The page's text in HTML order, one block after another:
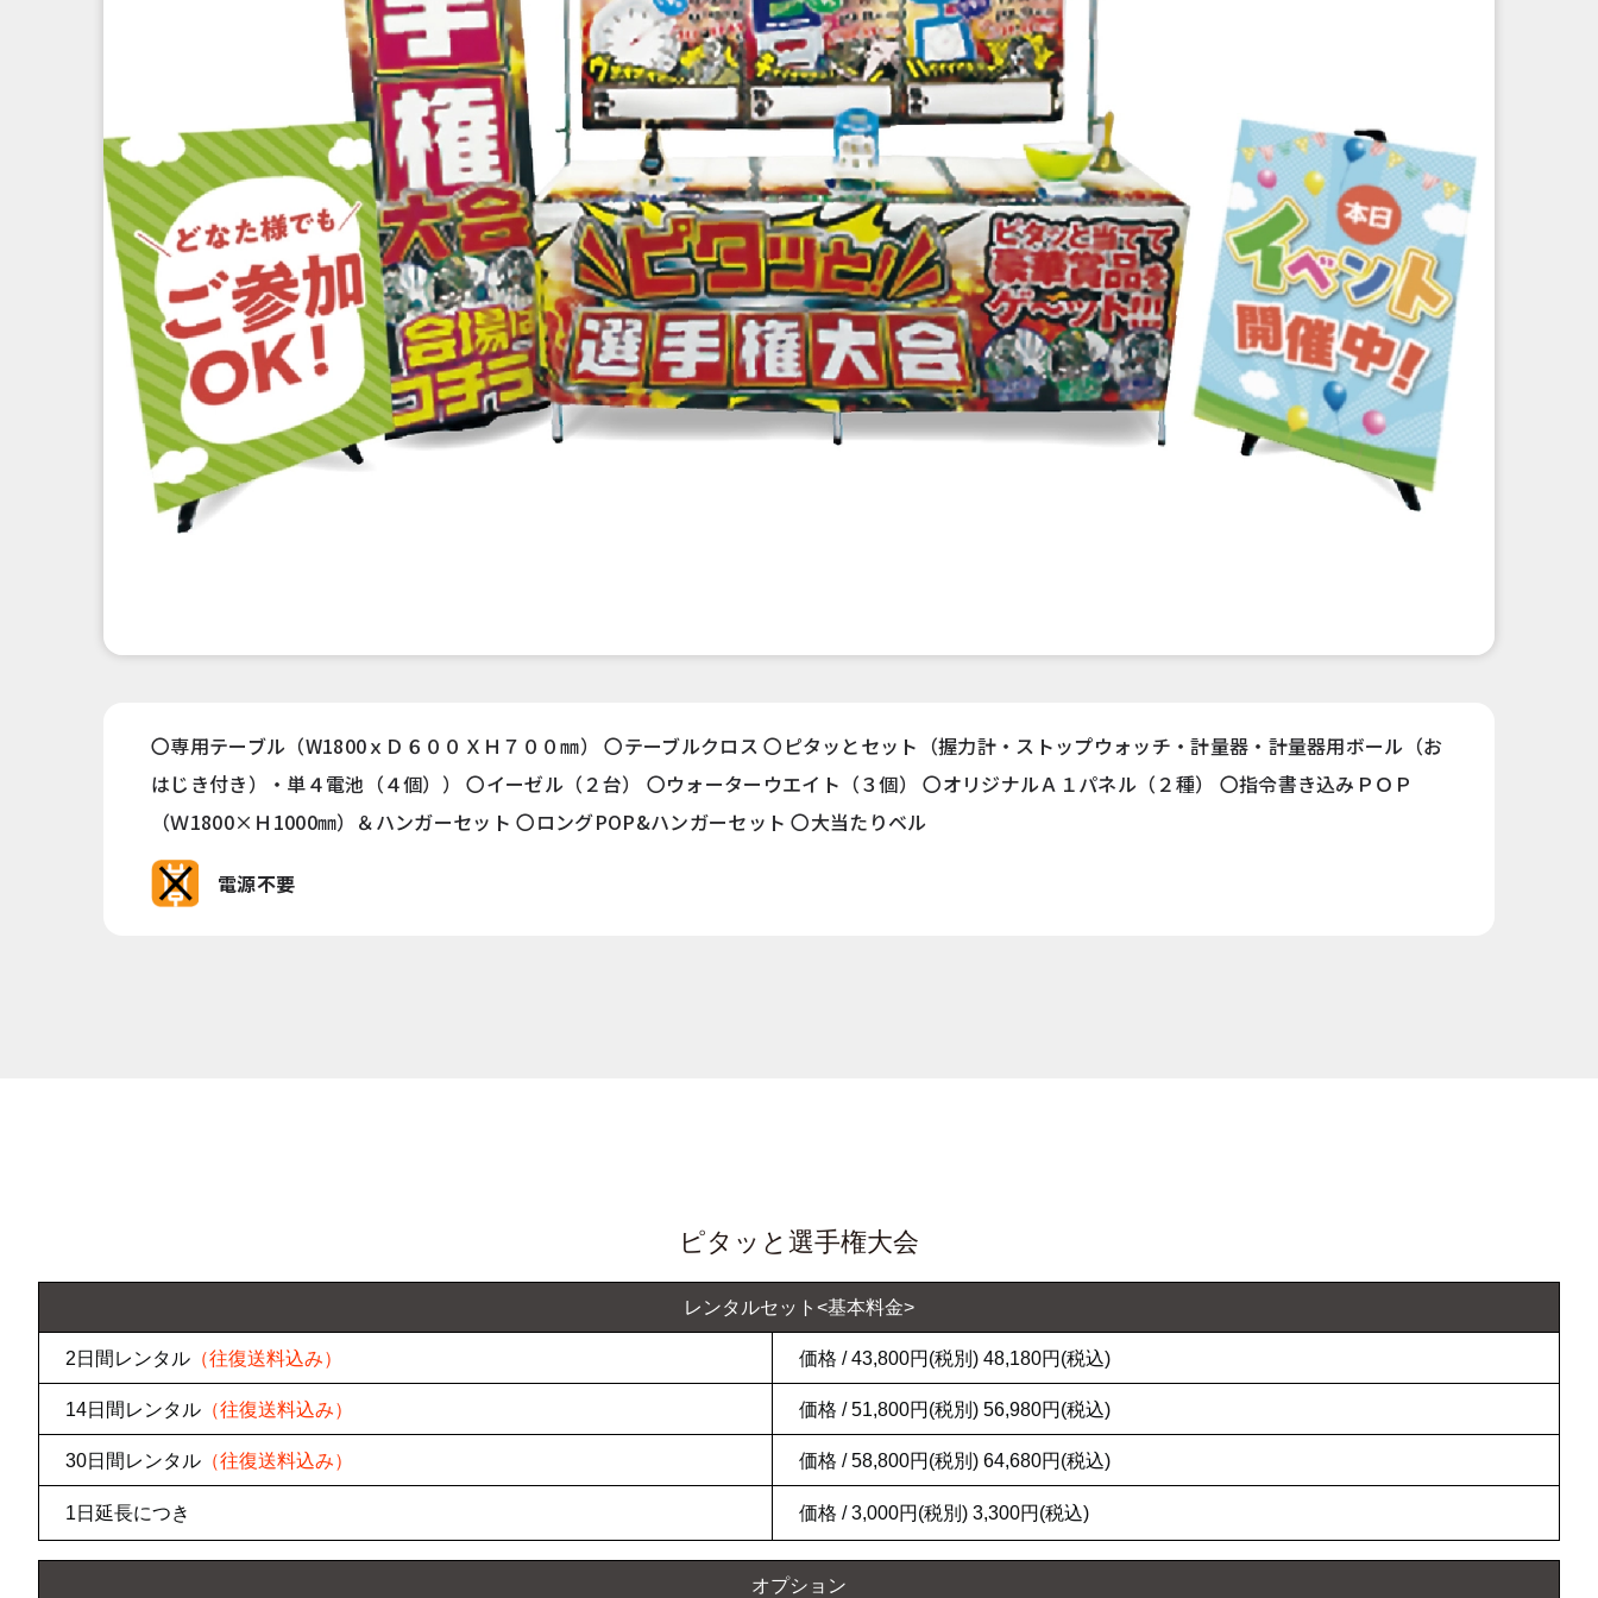
〇専用テーブル（W1800ｘＤ６００ＸＨ７００㎜） 〇テーブルクロス 〇ピタッとセット（握力計・ストップウォッチ・計量器・計量器用ボール（お
はじき付き）・単４電池（４個）） 〇イーゼル（２台） 〇ウォーターウエイト（３個） 〇オリジナルＡ１パネル（２種） 〇指令書き込みＰＯＰ
（Ｗ1800×Ｈ1000㎜）＆ハンガーセット 〇ロングPOP&ハンガーセット 〇大当たりベル
電源不要